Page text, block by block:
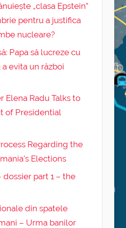
„clasa Epstein”
pentru a justifica
nucleare?
Papa să lucreze cu
evita un război
Elena Radu Talks to
of Presidential
Regarding the
Elections
dossier part 1 – the
din spatele
– Urma banilor